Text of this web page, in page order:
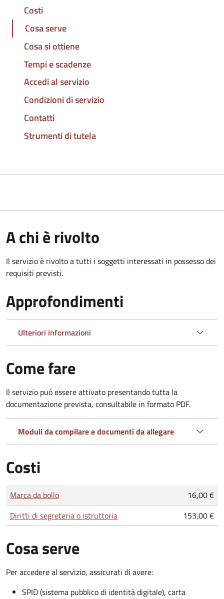
Costi
Cosa serve
Cosa si ottiene
Tempi e scadenze
Accedi al servizio
Condizioni di servizio
Contatti
Strumenti di tutela
A chi è rivolto
Il servizio è rivolto a tutti i soggetti interessati in possesso dei
requisiti previsti.
Approfondimenti
Ulteriori informazioni
Come fare
Il servizio può essere attivato presentando tutta la
documentazione prevista, consultabile in formato PDF.
Moduli da compilare e documenti da allegare
Costi
Tipo di pagamento
Importo
Marca da bollo
16,00 €
Diritti di segreteria o istruttoria
153,00 €
Cosa serve
Per accedere al servizio, assicurati di avere:
SPID (sistema pubblico di identità digitale), carta